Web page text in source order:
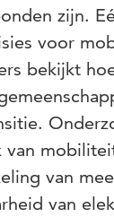
zijn.
voor
bekijkt
van
van
van